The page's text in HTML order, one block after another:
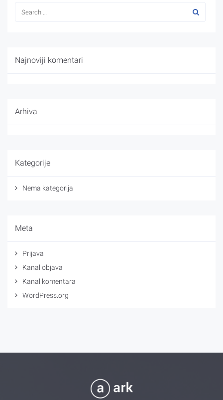
Najnoviji komentari
Arhiva
Kategorije
Nema kategorija
Meta
Prijava
Kanal objava
Kanal komentara
WordPress.org